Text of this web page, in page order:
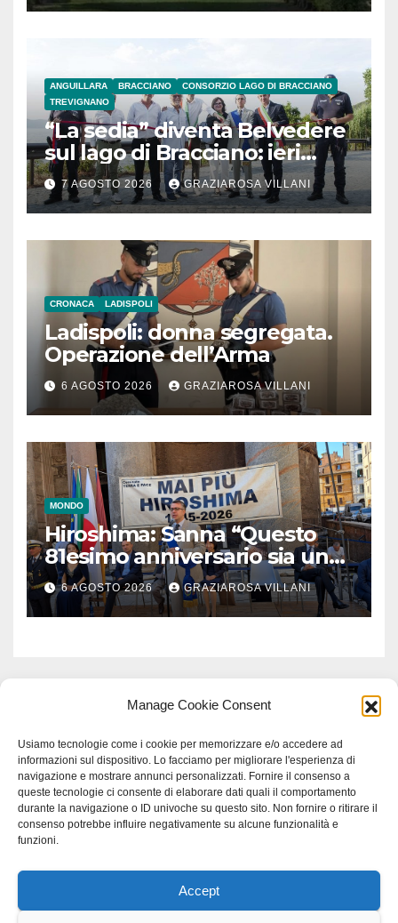
Manage Cookie Consent
Usiamo tecnologie come i cookie per memorizzare e/o accedere ad
informazioni sul dispositivo. Lo facciamo per migliorare l'esperienza di
navigazione e mostrare annunci personalizzati. Fornire il consenso a
queste tecnologie ci consente di elaborare dati quali il comportamento
durante la navigazione o ID univoche su questo sito. Non fornire o ritirare il
consenso potrebbe influire negativamente su alcune funzionalità e
funzioni.
Accept
ANGUILLARA BRACCIANO
CONSORZIO LAGO DI BRACCIANO
TREVIGNANO
“La sedia” diventa Belvedere
sul lago di Bracciano: ieri
l’inaugurazione
7 AGOSTO 2026 GRAZIAROSA VILLANI
CRONACA LADISPOLI
Ladispoli: donna segregata.
Operazione dell’Arma
6 AGOSTO 2026 GRAZIAROSA VILLANI
MONDO
Hiroshima: Sanna “Questo
81esimo anniversario sia un
monito per tutti”
6 AGOSTO 2026 GRAZIAROSA VILLANI
Proudly powered by WordPress|Tema: Newspaperex di